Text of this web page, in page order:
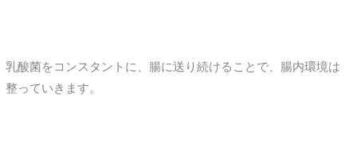
乳酸菌をコンスタントに、腸に送り続けることで、腸内環境は
整っていきます。